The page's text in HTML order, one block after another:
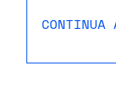
CONTINUA